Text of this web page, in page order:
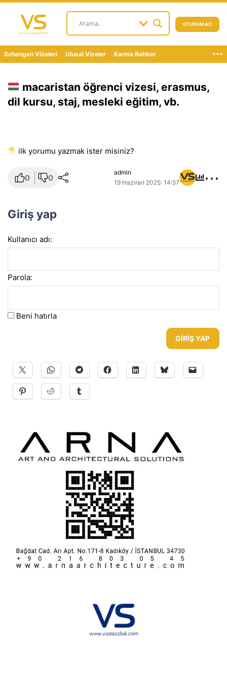
OTURUM AÇ
Schengen Vizeleri Ulusal Vizeler Karma Rehber ...
macaristan öğrenci vizesi, erasmus,
dil kursu, staj, mesleki eğitim, vb.
i̇lk yorumu yazmak ister misiniz?
0 0
admin
19 Haziran 2025: 14:57
⋯
Giriş yap
Kullanıcı adı:
Parola:
Beni hatırla
GIRIŞ YAP